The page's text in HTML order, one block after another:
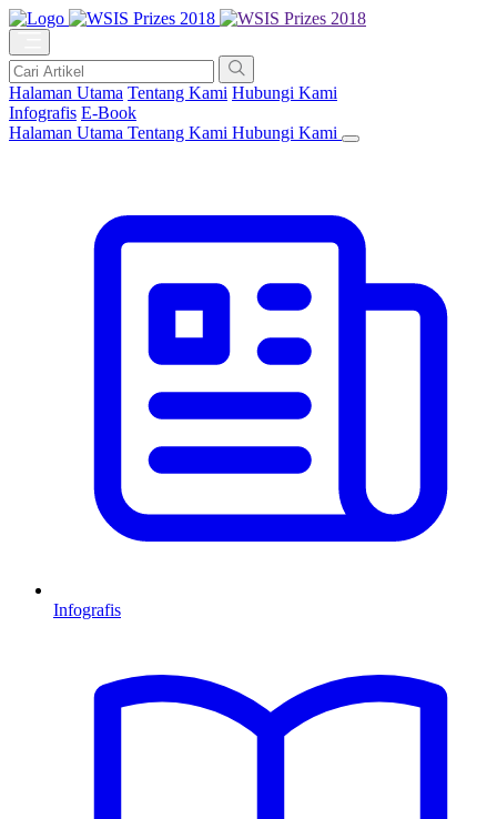
Halaman Utama Tentang Kami Hubungi Kami
Infografis E-Book
Halaman Utama Tentang Kami Hubungi Kami
Infografis